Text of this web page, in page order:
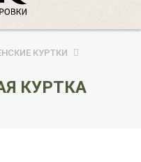
КУРТКИ
КУРТКА